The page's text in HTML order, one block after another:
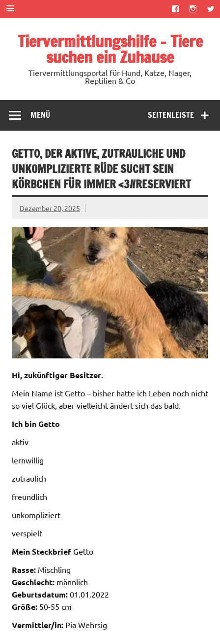
Zum
Inhalt
springen
Tiervermittlungshilfe – Tiere
suchen ein Zuhause
Tiervermittlungsportal für Hund, Katze, Nager,
Reptilien & Co
SEITENLEISTE
MENÜ
GETTO, DER AKTIVE, ZUTRAULICHE UND
UNKOMPLIZIERTE RÜDE SUCHT SEIN
KÖRBCHEN FÜR IMMER <3//RESERVIERT
Dezember 20, 2025
Hi, zukünftiger Besitzer.
Mein Name ist Getto – bisher hatte ich Leben noch nicht
so viel Glück, aber vielleicht ändert sich das bald.
Ich bin Getto
aktiv
lernwillig
zutraulich
freundlich
unkompliziert
verspielt
Mein Steckbrief Getto
Rasse: Mischling
Geschlecht: männlich
Geburtsdatum: 01.01.2022
Größe: 50-55 cm
Vermittler/in: Pia Wehrsig